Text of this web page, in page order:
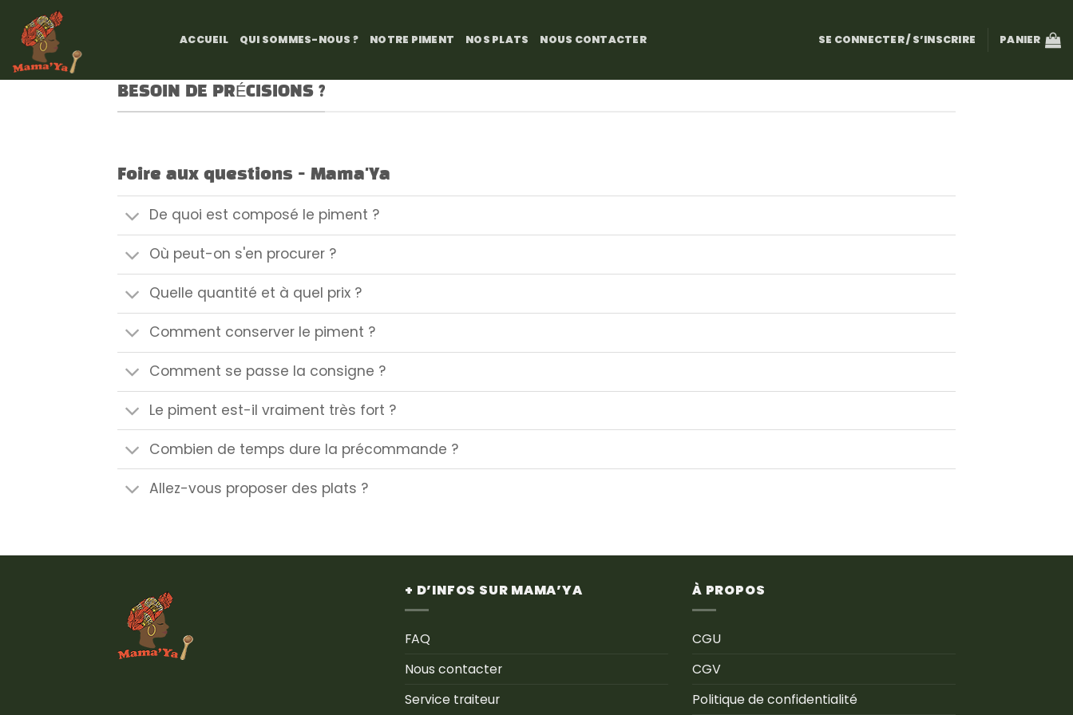
contenu
ACCUEIL QUI SOMMES-NOUS ? NOTRE PIMENT NOS PLATS NOUS CONTACTER SE CONNECTER / S’INSCRIRE PANIER
BESOIN DE PRÉCISIONS ?
Foire aux questions - Mama'Ya
De quoi est composé le piment ?
Où peut-on s'en procurer ?
Quelle quantité et à quel prix ?
Comment conserver le piment ?
Comment se passe la consigne ?
Le piment est-il vraiment très fort ?
Combien de temps dure la précommande ?
Allez-vous proposer des plats ?
+ D’INFOS SUR MAMA’YA
FAQ
Nous contacter
Service traiteur
À PROPOS
CGU
CGV
Politique de confidentialité